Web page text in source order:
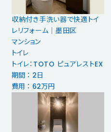
収納付き手洗い器で快適トイ
レリフォーム｜墨田区
マンション
トイレ
トイレ：TOTO ピュアレストEX
期間 ： 2日
費用 ： 62万円